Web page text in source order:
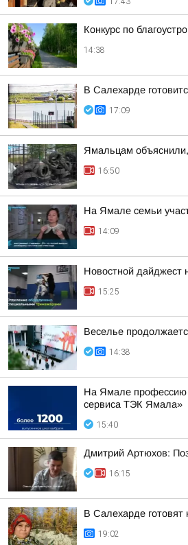
Конкурс по
14:38
В Салехарде
17:09
Ямальцам
16:50
На Ямале семьи
14:09
Новостной
15:25
Веселье
14:38
На Ямале профессию
сервиса ТЭК Ямала»
15:40
Дмитрий Артюхов:
16:15
В Салехарде
19:02